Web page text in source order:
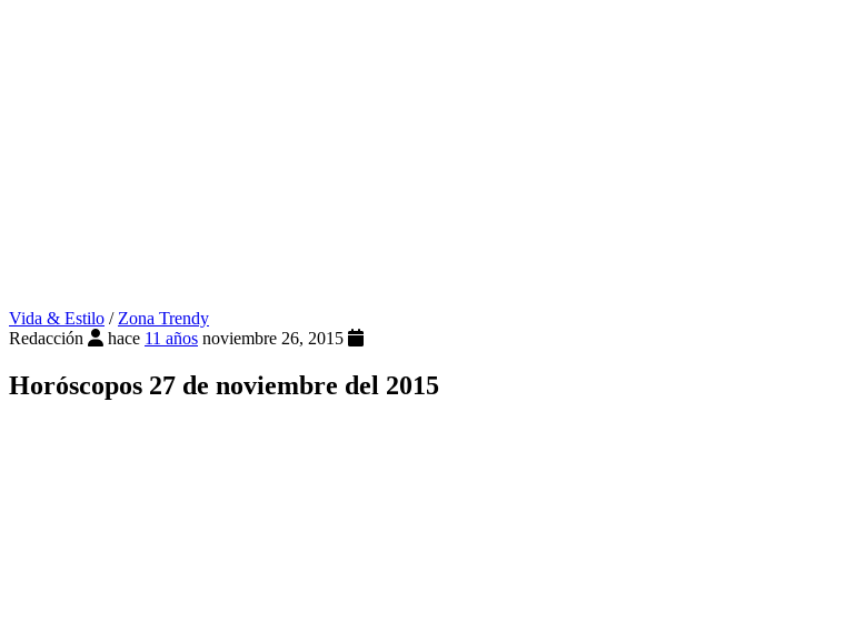
Vida & Estilo /Zona Trendy
Redacción
hace 11 años noviembre 26, 2015
Horóscopos 27 de noviembre del 2015